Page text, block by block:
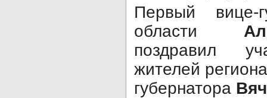
Первый вице-
области
поздравил
жителей
губернатора